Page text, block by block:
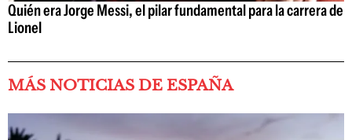
Quién era Jorge Messi, el pilar fundamental para la carrera de
Lionel
MÁS NOTICIAS DE ESPAÑA